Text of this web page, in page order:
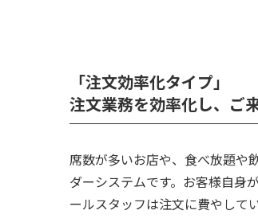
「注文効率化タイプ」
注文業務を効率化し、ご
席数が多いお店や、食べ放題や
ダーシステムです。お客様自身
ールスタッフは注文に費やして